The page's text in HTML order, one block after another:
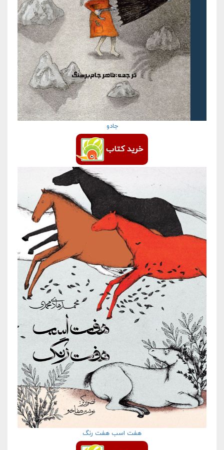
جادو
خرید کتاب
هفت اسب هفت رنگ